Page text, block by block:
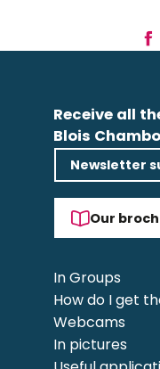
Receive all
Blois
Newsletter
Our
In Groups
How do I get
Webcams
In pictures